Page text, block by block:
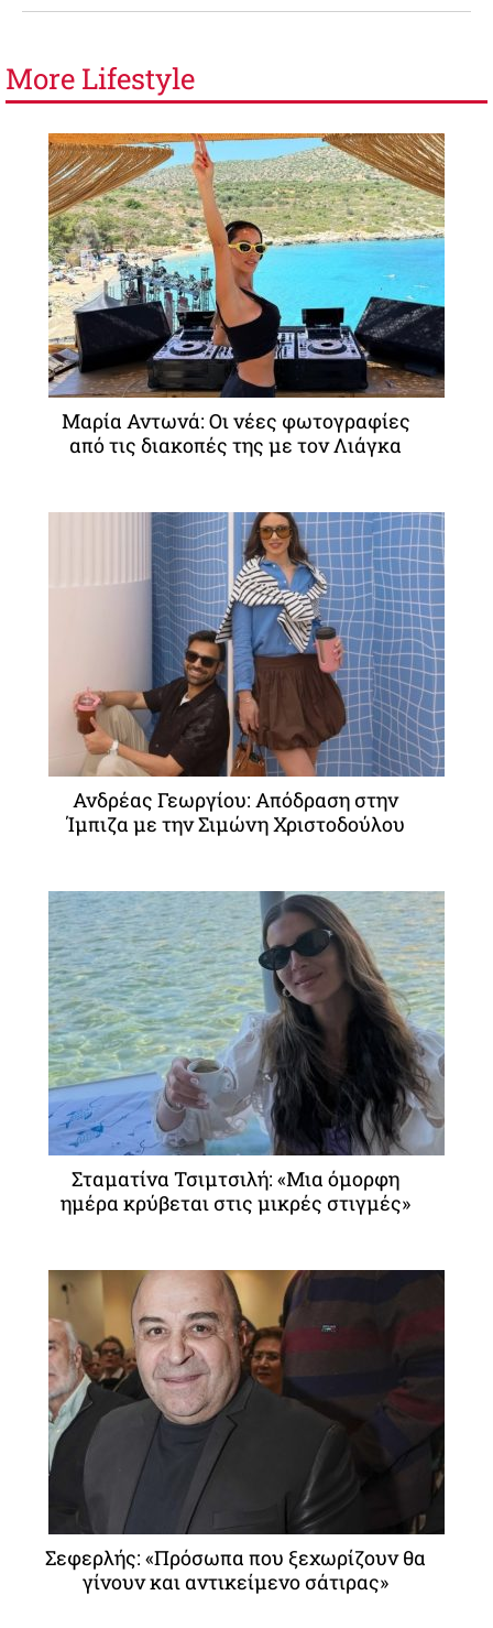
More Lifestyle
Μαρία Αντωνά: Οι νέες φωτογραφίες
από τις διακοπές της με τον Λιάγκα
Ανδρέας Γεωργίου: Απόδραση στην
Ίμπιζα με την Σιμώνη Χριστοδούλου
Σταματίνα Τσιμτσιλή: «Μια όμορφη
ημέρα κρύβεται στις μικρές στιγμές»
Σεφερλής: «Πρόσωπα που ξεχωρίζουν θα
γίνουν και αντικείμενο σάτιρας»